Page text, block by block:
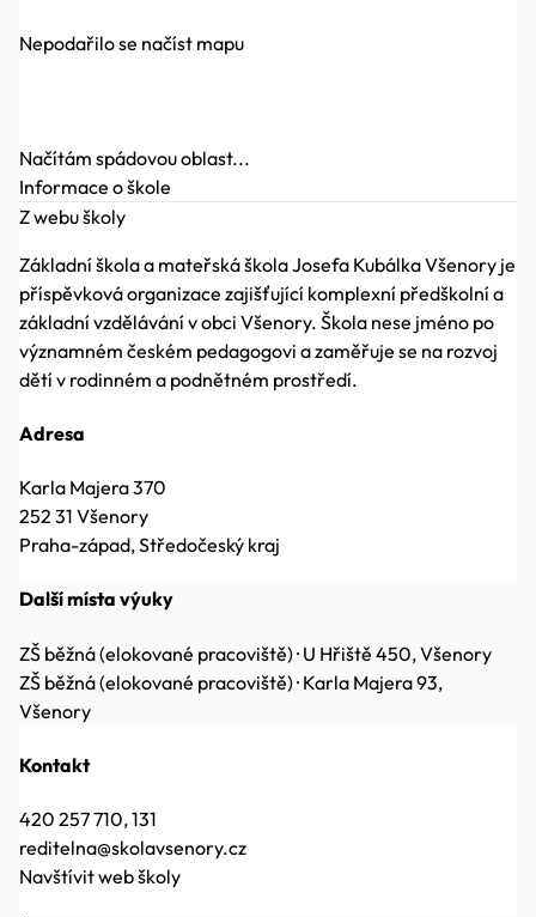
Nepodařilo se načíst mapu
Načítám spádovou oblast...
Informace o škole
Z webu školy
Základní škola a mateřská škola Josefa Kubálka Všenory je
příspěvková organizace zajišťující komplexní předškolní a
základní vzdělávání v obci Všenory. Škola nese jméno po
významném českém pedagogovi a zaměřuje se na rozvoj
dětí v rodinném a podnětném prostředí.
Adresa
Karla Majera 370
252 31 Všenory
Praha-západ, Středočeský kraj
Další místa výuky
ZŠ běžná (elokované pracoviště) · U Hřiště 450, Všenory
ZŠ běžná (elokované pracoviště) · Karla Majera 93,
Všenory
Kontakt
420 257 710, 131
reditelna@skolavsenory.cz
Navštívit web školy